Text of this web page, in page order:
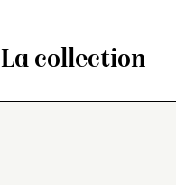
La collection